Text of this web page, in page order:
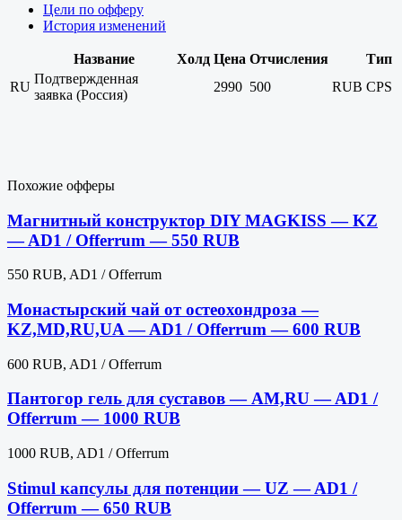
Цели по офферу
История изменений
Название Холд Цена Отчисления
Тип
RU
Подтвержденная
заявка (Россия)
2990 500 RUB CPS
Похожие офферы
Магнитный конструктор DIY MAGKISS — KZ
— AD1 / Offerrum — 550 RUB
550 RUB, AD1 / Offerrum
Монастырский чай от остеохондроза —
KZ,MD,RU,UA — AD1 / Offerrum — 600 RUB
600 RUB, AD1 / Offerrum
Пантогор гель для суставов — AM,RU — AD1 /
Offerrum — 1000 RUB
1000 RUB, AD1 / Offerrum
Stimul капсулы для потенции — UZ — AD1 /
Offerrum — 650 RUB